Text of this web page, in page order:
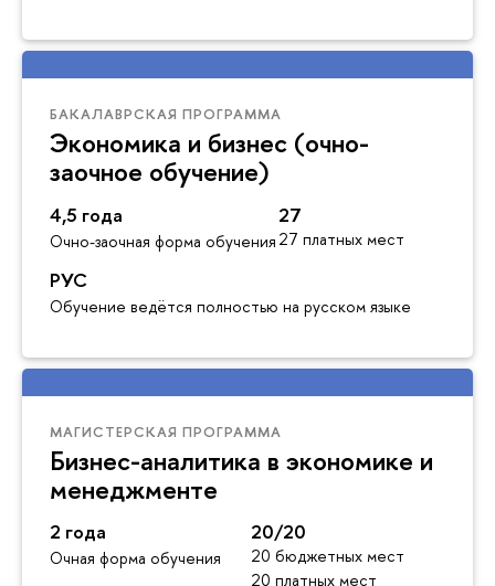
БАКАЛАВРСКАЯ ПРОГРАММА
Экономика и бизнес (очно-
заочное обучение)
4,5 года
Очно-заочная форма обучения
27
27 платных мест
РУС
Обучение ведётся полностью на русском языке
МАГИСТЕРСКАЯ ПРОГРАММА
Бизнес-аналитика в экономике и
менеджменте
2 года
Очная форма обучения
20/20
20 бюджетных мест
20 платных мест